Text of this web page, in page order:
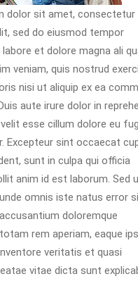
dolor sit amet, consectetur
sed do eiusmod tempor
et dolore magna ali
veniam, quis nostrud
nisi ut aliquip ex ea
aute irure dolor in
esse cillum dolore eu
Excepteur sint occaecat
sunt in culpa qui officia
anim id est laborum. Sed
omnis iste natus error
doloremque
rem aperiam, eaque
veritatis et quasi
vitae dicta sunt